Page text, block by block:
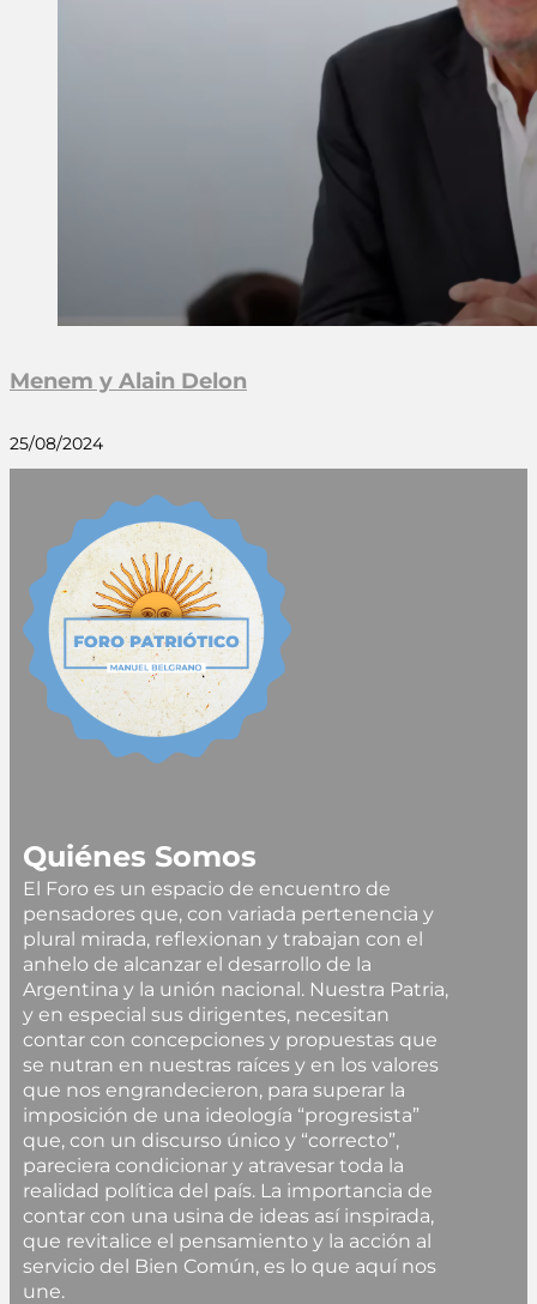
Menem y Alain Delon
25/08/2024
Quiénes Somos
El Foro es un espacio de encuentro de
pensadores que, con variada pertenencia y
plural mirada, reflexionan y trabajan con el
anhelo de alcanzar el desarrollo de la
Argentina y la unión nacional. Nuestra Patria,
y en especial sus dirigentes, necesitan
contar con concepciones y propuestas que
se nutran en nuestras raíces y en los valores
que nos engrandecieron, para superar la
imposición de una ideología “progresista”
que, con un discurso único y “correcto”,
pareciera condicionar y atravesar toda la
realidad política del país. La importancia de
contar con una usina de ideas así inspirada,
que revitalice el pensamiento y la acción al
servicio del Bien Común, es lo que aquí nos
une.